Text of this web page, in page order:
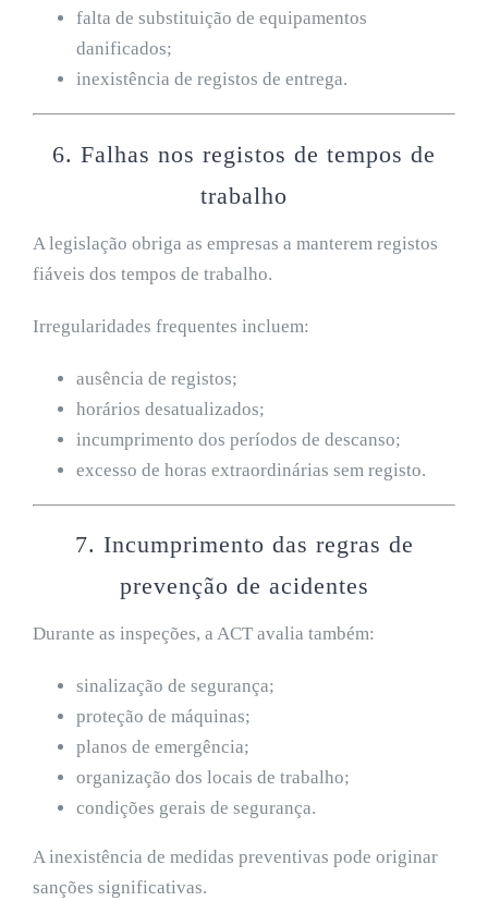
falta de substituição de equipamentos
danificados;
inexistência de registos de entrega.
6. Falhas nos registos de tempos de
trabalho
A legislação obriga as empresas a manterem registos
fiáveis dos tempos de trabalho.
Irregularidades frequentes incluem:
ausência de registos;
horários desatualizados;
incumprimento dos períodos de descanso;
excesso de horas extraordinárias sem registo.
7. Incumprimento das regras de
prevenção de acidentes
Durante as inspeções, a ACT avalia também:
sinalização de segurança;
proteção de máquinas;
planos de emergência;
organização dos locais de trabalho;
condições gerais de segurança.
A inexistência de medidas preventivas pode originar
sanções significativas.